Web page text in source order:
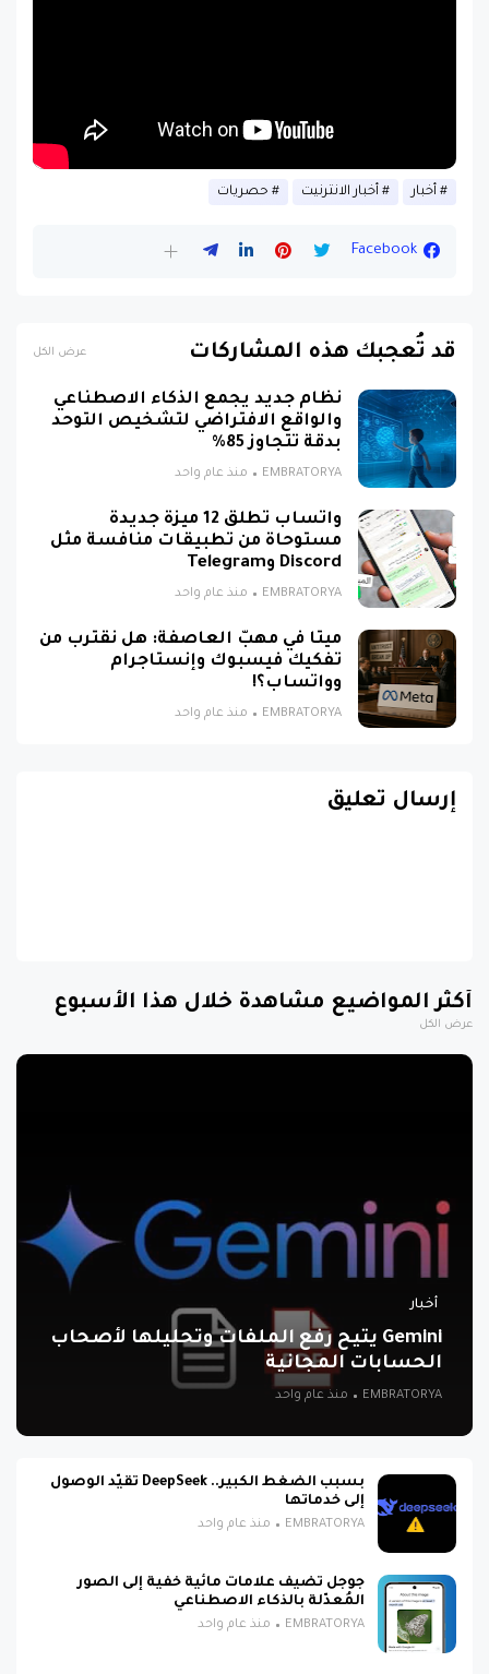
أخبار أخبار الانترنيت حصريات
Facebook
قد تُعجبك هذه المشاركات عرض الكل
نظام جديد يجمع الذكاء الاصطناعي
والواقع الافتراضي لتشخيص التوحد
بدقة تتجاوز 85%
EMBRATORYA منذ عام واحد
واتساب تطلق 12 ميزة جديدة
مستوحاة من تطبيقات منافسة مثل
Discord وTelegram
EMBRATORYA منذ عام واحد
ميتا في مهبّ العاصفة: هل نقترب من
تفكيك فيسبوك وإنستاجرام
وواتساب؟!
EMBRATORYA منذ عام واحد
إرسال تعليق
أكثر المواضيع مشاهدة خلال هذا الأسبوع
عرض الكل
أخبار
Gemini يتيح رفع الملفات وتحليلها لأصحاب
الحسابات المجانية
EMBRATORYA منذ عام واحد
بسبب الضغط الكبير.. DeepSeek تقيّد الوصول
إلى خدماتها
EMBRATORYA منذ عام واحد
جوجل تضيف علامات مائية خفية إلى الصور
المُعدّلة بالذكاء الاصطناعي
EMBRATORYA منذ عام واحد